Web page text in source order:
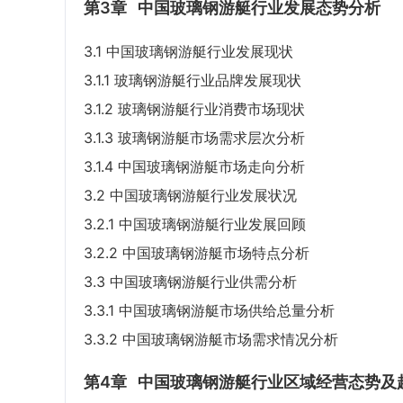
第3章 中国玻璃钢游艇行业发展态势分析
3.1 中国玻璃钢游艇行业发展现状
3.1.1 玻璃钢游艇行业品牌发展现状
3.1.2 玻璃钢游艇行业消费市场现状
3.1.3 玻璃钢游艇市场需求层次分析
3.1.4 中国玻璃钢游艇市场走向分析
3.2 中国玻璃钢游艇行业发展状况
3.2.1 中国玻璃钢游艇行业发展回顾
3.2.2 中国玻璃钢游艇市场特点分析
3.3 中国玻璃钢游艇行业供需分析
3.3.1 中国玻璃钢游艇市场供给总量分析
3.3.2 中国玻璃钢游艇市场需求情况分析
第4章 中国玻璃钢游艇行业区域经营态势及